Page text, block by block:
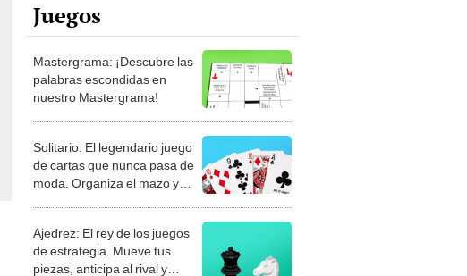
Juegos
Mastergrama: ¡Descubre las
palabras escondidas en
nuestro Mastergrama!
Solitario: El legendario juego
de cartas que nunca pasa de
moda. Organiza el mazo y
Ajedrez: El rey de los juegos
de estrategia. Mueve tus
piezas, anticipa al rival y